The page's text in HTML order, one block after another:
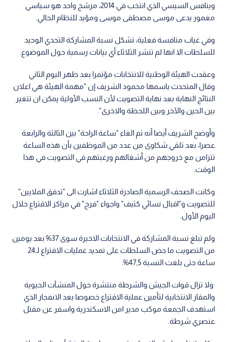
وينافس السيسي الذي انتخب في 2014، مرشح واحد هو سياسي
مغمور يدعى موسى مصطفى موسى ومؤيد للنظام الحالي.
وفي غياب منافسة فعلية، تشكل نسبة المشاركة التحدي الوحيد
للسلطات الا انها لم تنشر الثلاثاء أي بيانات رسمية حول الموضوع.
وعقدت الهيئة الوطنية للانتخابات مؤتمرا بعد ظهر اليوم الثاني
وقال المتحدث باسمها محمود الشريف إن "مهمة الهيئة هي اعلان
النتائج النهاية بعد نهاية التصويت لأن النسب الأولية يمكن ان تتغير
بين الحين والآخر وبين اللحظة والاخرى".
وأوضح الشريف أيضا أنه تم الغاء "ساعة الراحة" بين الثالثة والرابعة
عصرا، بعد تلقي شكاوى من عدد من الموظفين بأن هذه الساعة
تتزامن مع خروجهم من أشغالهم ورغبتهم في التصويت في هذا
الوقت.
وكانت الصحف الرسمية الصادرة الثلاثاء اشارت الى "تدفق الملايين"
للتصويت و"اقبال نسائي كثيف" واجواء "فرح" في مراكز الاقتراع خلال
اليوم الأول.
ولم تبلغ نسبة المشاركة في الانتخابات الاخيرة سوى 37% بعد يومين
ساعة حتى بلغت النسبة 47,5%.
ولا تزال قوات الجيش والشرطة منتشرة حول المنشآت الحيوية
والمقار الانتخابية لتأمين عملية الاقتراع خصوصا بعد الانفجار الذي
استهدف الجمعة موكب مدير امن الاسكندرية واسفر عن مقتل
عنصري شرطة.